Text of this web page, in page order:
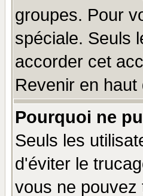
groupes. Pour
spéciale. Seuls
accorder cet
Revenir en haut
Pourquoi ne
Seuls les
d'éviter le
vous ne pouvez